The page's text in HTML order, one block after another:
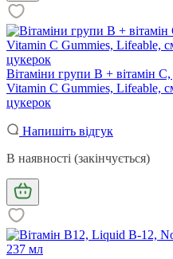
Вітаміни групи В + вітамін
Vitamin C Gummies, Lifeable,
цукерок
Напишіть відгук
В наявності (закінчується)